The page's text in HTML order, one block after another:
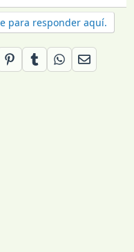
para responder aquí.